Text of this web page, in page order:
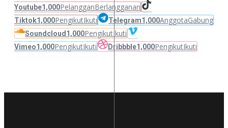
Youtube1,000PelangganBerlangganan
Tiktok1,000PengikutIkuti Telegram1,000AnggotaGabung
Soundcloud 1,000PengikutIkuti
Vimeo1,000PengikutIkuti Dribbble1,000PengikutIkuti